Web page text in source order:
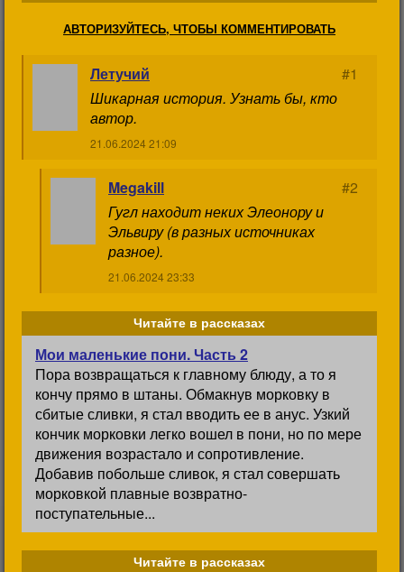
АВТОРИЗУЙТЕСЬ, ЧТОБЫ КОММЕНТИРОВАТЬ
Летучий
#1
Шикарная история. Узнать бы, кто
автор.
21.06.2024 21:09
Megakill
#2
Гугл находит неких Элеонору и
Эльвиру (в разных источниках
разное).
21.06.2024 23:33
Читайте в рассказах
Мои маленькие пони. Часть 2
Пора возвращаться к главному блюду, а то я
кончу прямо в штаны. Обмакнув морковку в
сбитые сливки, я стал вводить ее в анус. Узкий
кончик морковки легко вошел в пони, но по мере
движения возрастало и сопротивление.
Добавив побольше сливок, я стал совершать
морковкой плавные возвратно-
поступательные...
Читайте в рассказах